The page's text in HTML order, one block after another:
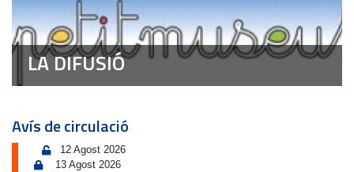
LA DIFUSIÓ
Avís de circulació
12 Agost 2026
13 Agost 2026